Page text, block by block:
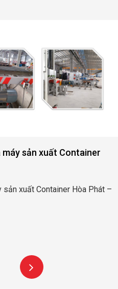
cơ nâng hạ cửa đập thủy
nâng hạ cửa đập thủy lợi Rào